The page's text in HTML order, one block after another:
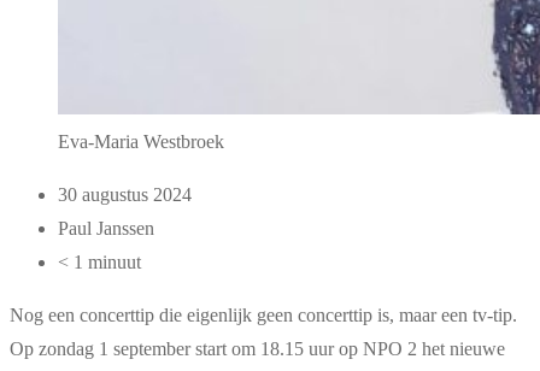
Eva-Maria Westbroek
30 augustus 2024
Paul Janssen
< 1 minuut
Nog een concerttip die eigenlijk geen concerttip is, maar een tv-tip.
Op zondag 1 september start om 18.15 uur op NPO 2 het nieuwe